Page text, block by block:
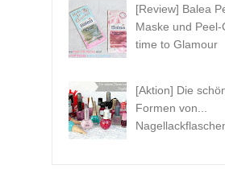
[Review] Balea
Maske und Peel-
time to Glamour
[Aktion] Die
Formen von...